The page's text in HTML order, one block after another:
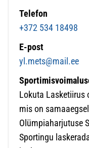
Telefon
+372 534 18498
E-post
yl.mets@mail.ee
Lokuta Lasketiirus
mis on
Olümpiaharjutuse
Sportingu